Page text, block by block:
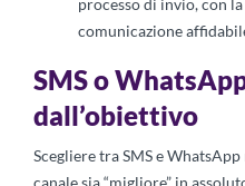
comunicazione
SMS o
dall’obiettivo
Scegliere tra SMS e
canale sia “migliore” in